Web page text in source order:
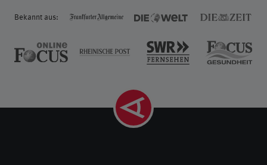
Bekannt aus: